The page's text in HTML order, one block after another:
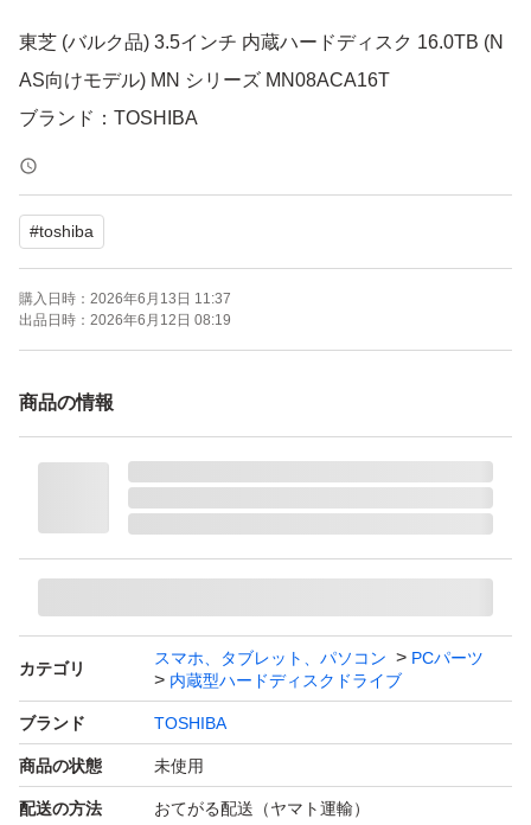
東芝 (バルク品) 3.5インチ 内蔵ハードディスク 16.0TB (N
AS向けモデル) MN シリーズ MN08ACA16T
ブランド：TOSHIBA
#toshiba
購入日時： 2026年6月13日 11:37
出品日時： 2026年6月12日 08:19
商品の情報
カテゴリ
スマホ、タブレット、パソコン
PCパーツ
内蔵型ハードディスクドライブ
ブランド TOSHIBA
商品の状態 未使用
配送の方法 おてがる配送（ヤマト運輸）